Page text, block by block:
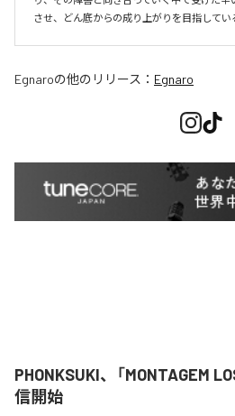
させ、どん底からの成り上がりを目指してい
Egnaroの他のリリース： Egnaro
PHONKSUKI、「MONTAGEM
信開始